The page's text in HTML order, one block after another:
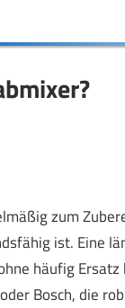
zum
ist. Eine
häufig
Bosch, die